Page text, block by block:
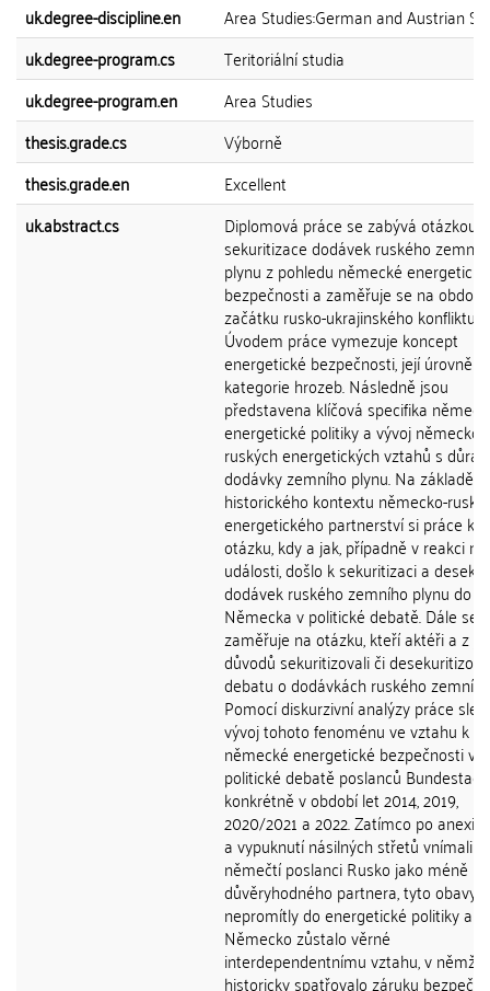
uk.degree-discipline.en
Area Studies:German and Austrian
uk.degree-program.cs
Teritoriální studia
uk.degree-program.en
Area Studies
thesis.grade.cs
Výborně
thesis.grade.en
Excellent
uk.abstract.cs
Diplomová práce se zabývá otázkou
sekuritizace dodávek ruského
plynu z pohledu německé energetické
bezpečnosti a zaměřuje se na
začátku rusko-ukrajinského konfliktu.
Úvodem práce vymezuje koncept
energetické bezpečnosti, její úrovně a
kategorie hrozeb. Následně jsou
představena klíčová specifika
energetické politiky a vývoj německo-
ruských energetických vztahů s
dodávky zemního plynu. Na základě
historického kontextu německo-
energetického partnerství si práce
otázku, kdy a jak, případně v reakci
události, došlo k sekuritizaci a
dodávek ruského zemního plynu do
Německa v politické debatě. Dále se
zaměřuje na otázku, kteří aktéři a z
důvodů sekuritizovali či
debatu o dodávkách ruského
Pomocí diskurzivní analýzy práce
vývoj tohoto fenoménu ve vztahu k
německé energetické bezpečnosti v
politické debatě poslanců
konkrétně v období let 2014, 2019,
2020/2021 a 2022. Zatímco po anexi
a vypuknutí násilných střetů vnímali
němečtí poslanci Rusko jako méně
důvěryhodného partnera, tyto obavy
nepromítly do energetické politiky a
Německo zůstalo věrné
interdependentnímu vztahu, v němž
historicky spatřovalo záruku